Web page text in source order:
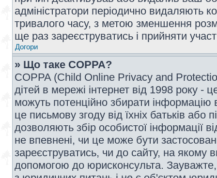
адміністратори періодично видаляють
тривалого часу, з метою зменшення
ще раз зареєструватись і прийняти
Догори
» Що таке COPPA?
COPPA (Child Online Privacy and
дітей в мережі інтернет від 1998 року -
можуть потенційно збирати інформацію
це письмову згоду від їхніх батьків або
дозволяють збір особистої інформації
не впевнені, чи це може бути
зареєструватись, чи до сайту, на якому
допомогою до юрисконсульта.